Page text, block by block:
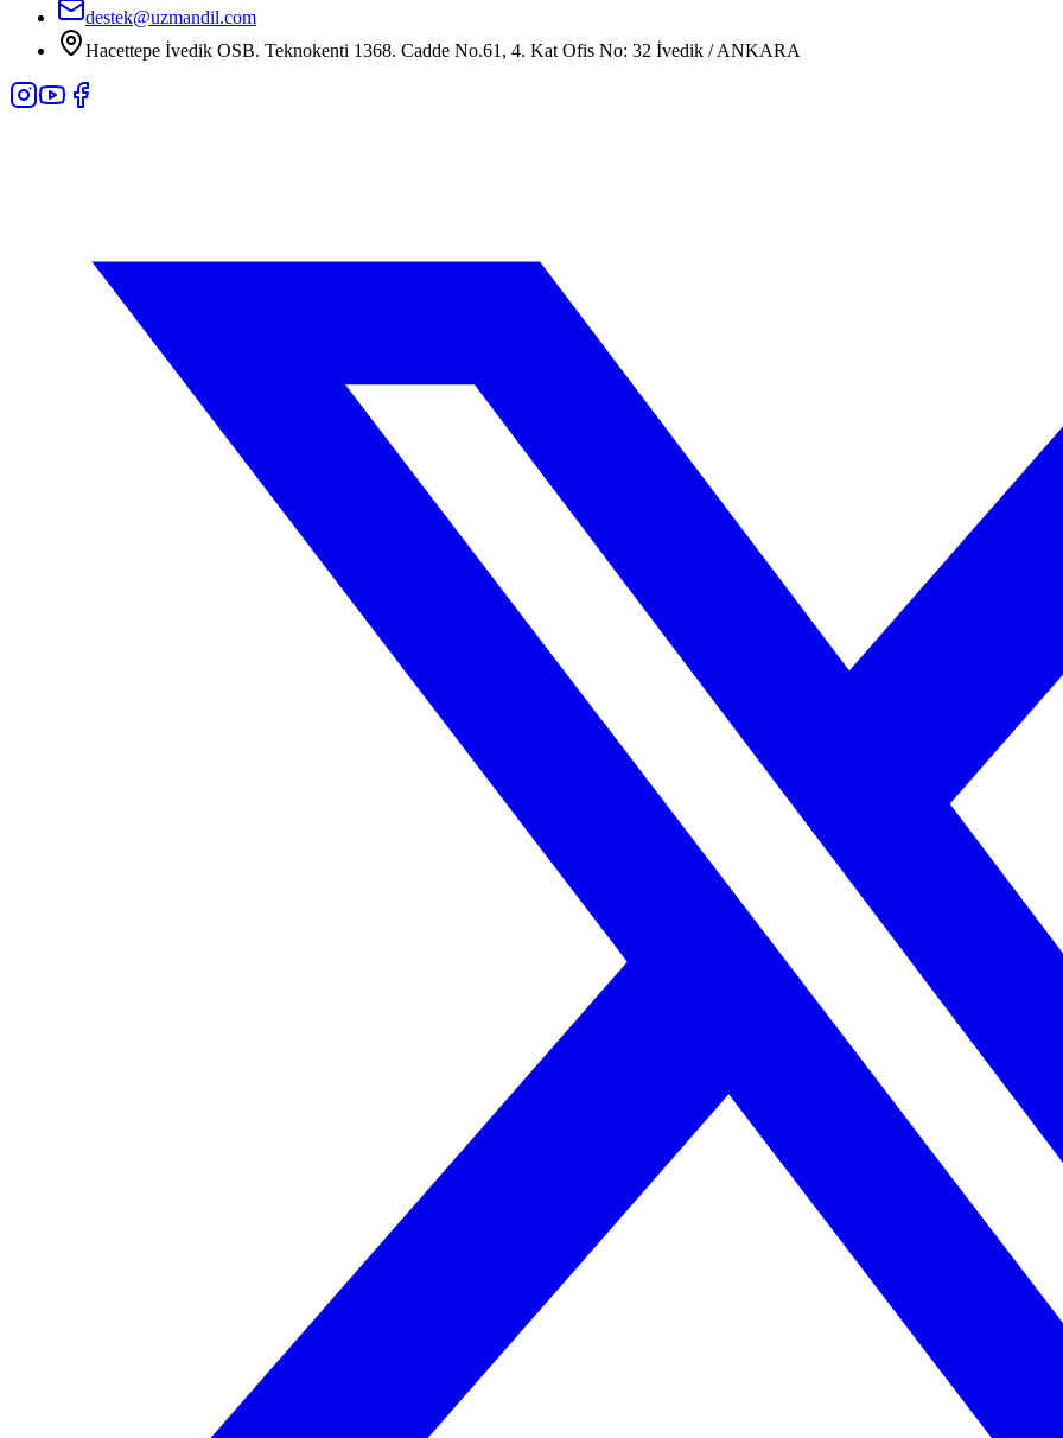
destek@uzmandil.com
Hacettepe İvedik OSB. Teknokenti 1368. Cadde No.61, 4. Kat Ofis No: 32 İvedik / ANKARA